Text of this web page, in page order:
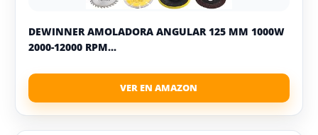
DEWINNER AMOLADORA ANGULAR 125 MM 1000W
2000-12000 RPM...